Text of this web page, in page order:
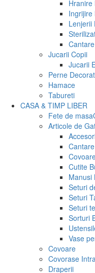
Hranire
Ingrijire
Lenjerii
Jucarii Copii
Jucarii
Perne
Hamace
Tabureti
CASA & TIMP LIBER
Fete de masa
Articole de
Cutite
Manusi
Seturi
Seturi
Seturi
Sorturi
Vase
Covoare
Covorase
Draperii